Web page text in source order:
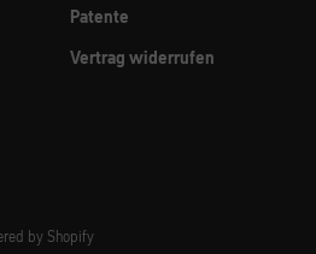
Patente
Vertrag widerrufen
by Shopify